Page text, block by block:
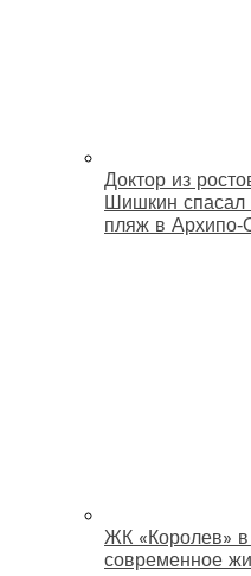
Доктор из
Шишкин спасал
пляж в
ЖК «Королев»
современное